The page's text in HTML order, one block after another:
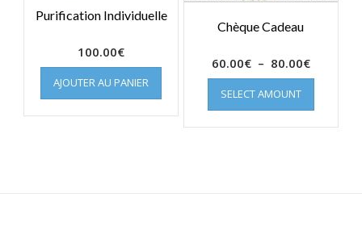
Purification Individuelle
100.00€
AJOUTER AU PANIER
Chèque Cadeau
60.00€ – 80.00€Plage
de
60.00€
à
SELECT AMOUNT